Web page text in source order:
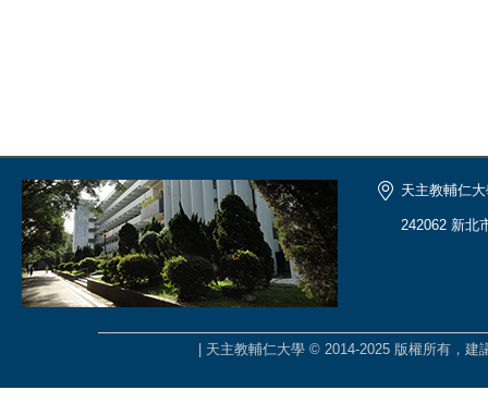
天主教輔仁
242062 新北
| 天主教輔仁大學 © 2014-2025 版權所有，